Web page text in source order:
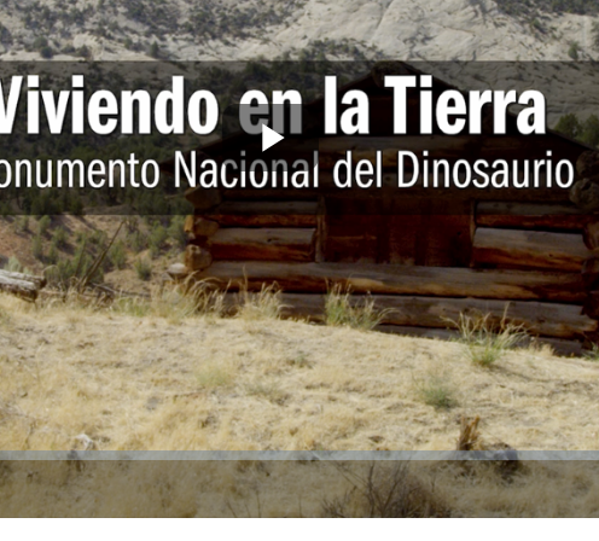
Play
Video